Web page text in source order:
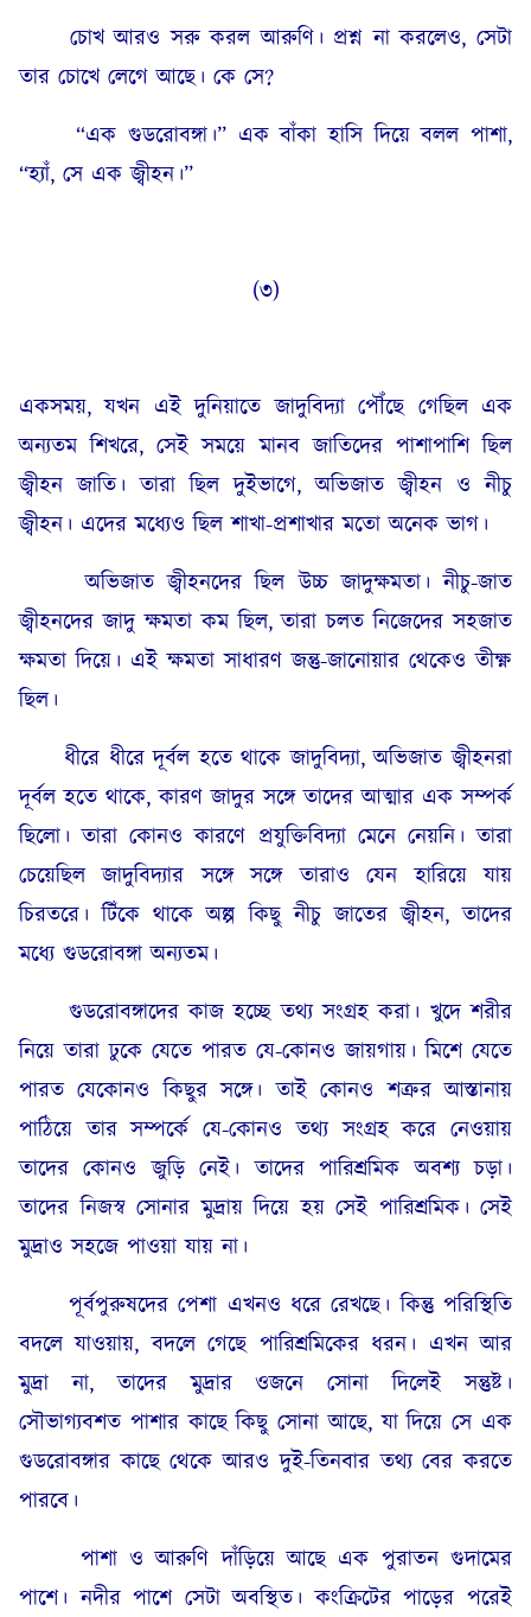
চোখ আরও সরু করল আরুণি। প্রশ্ন না করলেও, সেটা
তার চোখে লেগে আছে। কে সে?
“এক গুডরোবঙ্গা।” এক বাঁকা হাসি দিয়ে বলল পাশা,
“হ্যাঁ, সে এক জ্বীহন।”
(৩)
একসময়, যখন এই দুনিয়াতে জাদুবিদ্যা পৌঁছে গেছিল এক
অন্যতম শিখরে, সেই সময়ে মানব জাতিদের পাশাপাশি ছিল
জ্বীহন জাতি। তারা ছিল দুইভাগে, অভিজাত জ্বীহন ও নীচু
জ্বীহন। এদের মধ্যেও ছিল শাখা-প্রশাখার মতো অনেক ভাগ।
অভিজাত জ্বীহনদের ছিল উচ্চ জাদুক্ষমতা। নীচু-জাত
জ্বীহনদের জাদু ক্ষমতা কম ছিল, তারা চলত নিজেদের সহজাত
ক্ষমতা দিয়ে। এই ক্ষমতা সাধারণ জন্তু-জানোয়ার থেকেও তীক্ষ্ণ
ছিল।
ধীরে ধীরে দূর্বল হতে থাকে জাদুবিদ্যা, অভিজাত জ্বীহনরা
দূর্বল হতে থাকে, কারণ জাদুর সঙ্গে তাদের আত্মার এক সম্পর্ক
ছিলো। তারা কোনও কারণে প্রযুক্তিবিদ্যা মেনে নেয়নি। তারা
চেয়েছিল জাদুবিদ্যার সঙ্গে সঙ্গে তারাও যেন হারিয়ে যায়
চিরতরে। টিঁকে থাকে অল্প কিছু নীচু জাতের জ্বীহন, তাদের
মধ্যে গুডরোবঙ্গা অন্যতম।
গুডরোবঙ্গাদের কাজ হচ্ছে তথ্য সংগ্রহ করা। খুদে শরীর
নিয়ে তারা ঢুকে যেতে পারত যে-কোনও জায়গায়। মিশে যেতে
পারত যেকোনও কিছুর সঙ্গে। তাই কোনও শত্রুর আস্তানায়
পাঠিয়ে তার সম্পর্কে যে-কোনও তথ্য সংগ্রহ করে নেওয়ায়
তাদের কোনও জুড়ি নেই। তাদের পারিশ্রমিক অবশ্য চড়া।
তাদের নিজস্ব সোনার মুদ্রায় দিয়ে হয় সেই পারিশ্রমিক। সেই
মুদ্রাও সহজে পাওয়া যায় না।
পূর্বপুরুষদের পেশা এখনও ধরে রেখছে। কিন্তু পরিস্থিতি
বদলে যাওয়ায়, বদলে গেছে পারিশ্রমিকের ধরন। এখন আর
মুদ্রা না, তাদের মুদ্রার ওজনে সোনা দিলেই সন্তুষ্ট।
সৌভাগ্যবশত পাশার কাছে কিছু সোনা আছে, যা দিয়ে সে এক
গুডরোবঙ্গার কাছে থেকে আরও দুই-তিনবার তথ্য বের করতে
পারবে।
পাশা ও আরুণি দাঁড়িয়ে আছে এক পুরাতন গুদামের
পাশে। নদীর পাশে সেটা অবস্থিত। কংক্রিটের পাড়ের পরেই